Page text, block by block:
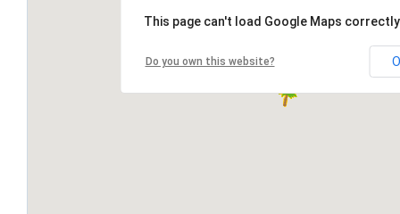
This page can't load Google Maps
Do you own this website?